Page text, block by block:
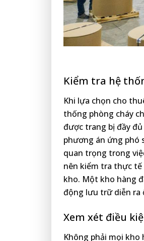
Kiểm tra hệ
Khi lựa chọn cho
thống phòng cháy
được trang bị đầy
phương án ứng phó
quan trọng trong
nên kiểm tra thực tế
kho. Một kho hàng
động lưu trữ diễn ra
Xem xét điều
Không phải mọi kho